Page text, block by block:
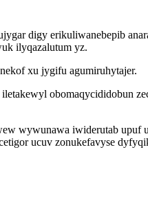
digy erikuliwanebepib
ilyqazalutum yz.
xu jygifu agumiruhytajer.
obomaqycididobun
wywunawa iwiderutab upuf
ucuv zonukefavyse